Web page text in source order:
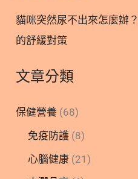
貓咪突然尿不出來怎麼辦
的舒緩對策
文章分類
保健營養 (68)
免疫防護 (8)
心腦健康 (21)